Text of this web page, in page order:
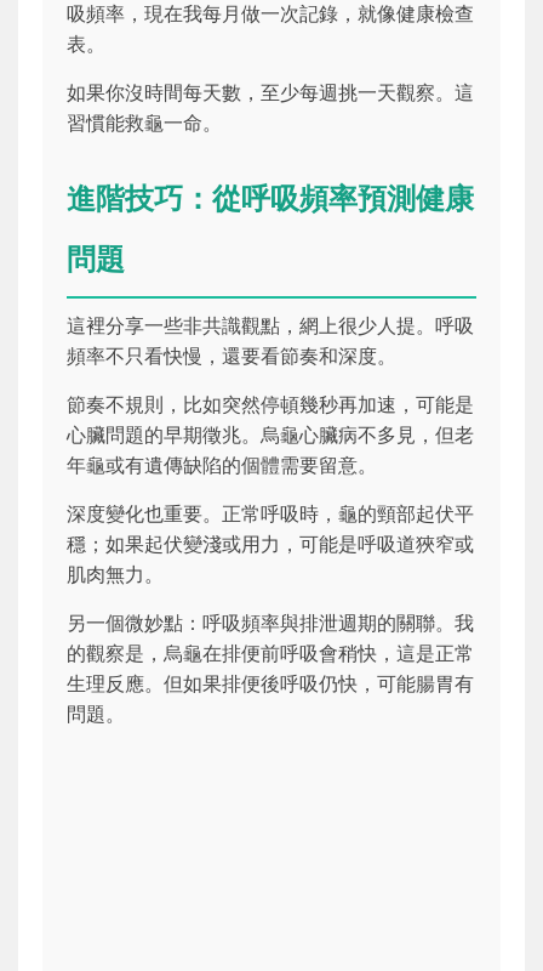
吸頻率，現在我每月做一次記錄，就像健康檢查
表。
如果你沒時間每天數，至少每週挑一天觀察。這
習慣能救龜一命。
進階技巧：從呼吸頻率預測健康
問題
這裡分享一些非共識觀點，網上很少人提。呼吸
頻率不只看快慢，還要看節奏和深度。
節奏不規則，比如突然停頓幾秒再加速，可能是
心臟問題的早期徵兆。烏龜心臟病不多見，但老
年龜或有遺傳缺陷的個體需要留意。
深度變化也重要。正常呼吸時，龜的頸部起伏平
穩；如果起伏變淺或用力，可能是呼吸道狹窄或
肌肉無力。
另一個微妙點：呼吸頻率與排泄週期的關聯。我
的觀察是，烏龜在排便前呼吸會稍快，這是正常
生理反應。但如果排便後呼吸仍快，可能腸胃有
問題。